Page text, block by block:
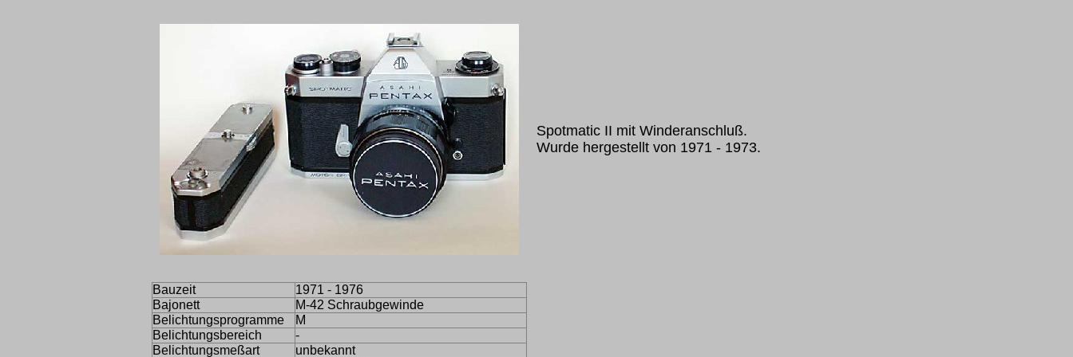
Spotmatic II mit Winderanschluß.
Wurde hergestellt von 1971 - 1973.
Bauzeit
1971 - 1976
Bajonett
M-42 Schraubgewinde
Belichtungsprogramme
M
Belichtungsbereich
-
Belichtungsmeßart
unbekannt